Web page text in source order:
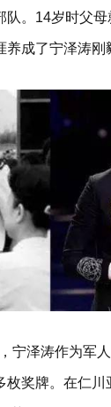
队。14岁时父
成了宁泽涛刚
宁泽涛作为军
枚奖牌。在仁川